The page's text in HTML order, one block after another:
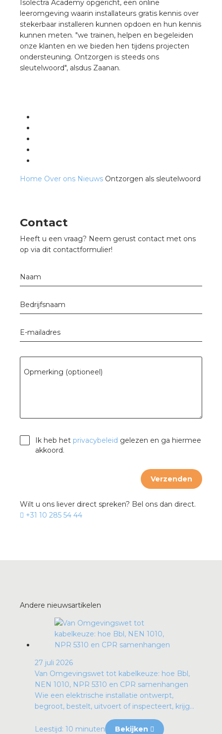
Isolectra Academy opgericht, een online
leeromgeving waarin installateurs gratis kennis over
stekerbaar installeren kunnen opdoen en hun kennis
kunnen meten. "we trainen, helpen en begeleiden
onze klanten en we bieden hen tijdens projecten
ondersteuning. Ontzorgen is steeds ons
sleutelwoord", alsdus Zaanan.
Home Over ons Nieuws Ontzorgen als sleutelwoord
Contact
Heeft u een vraag? Neem gerust contact met ons
op via dit contactformulier!
Naam
Bedrijfsnaam
E-mailadres
Opmerking (optioneel)
Ik heb het privacybeleid gelezen en ga hiermee
akkoord.
Verzenden
Wilt u ons liever direct spreken? Bel ons dan direct.
+31 10 285 54 44
Andere nieuwsartikelen
27 juli 2026
Van Omgevingswet tot kabelkeuze: hoe Bbl,
NEN 1010, NPR 5310 en CPR samenhangen
Wie een elektrische installatie ontwerpt,
begroot, bestelt, uitvoert of inspecteert, krijg...
Leestijd: 10 minuten Bekijken